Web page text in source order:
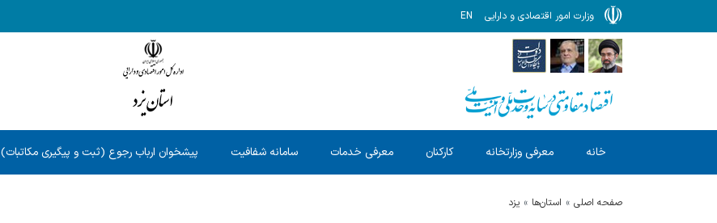
وزارت امور اقتصادی و دارایی EN
خانه معرفی وزارتخانه کارکنان معرفی خدمات سامانه شفافیت پیشخوان ارباب رجوع (ثبت و پیگیری مکاتبات)
صفحه اصلی استان‌ها يزد